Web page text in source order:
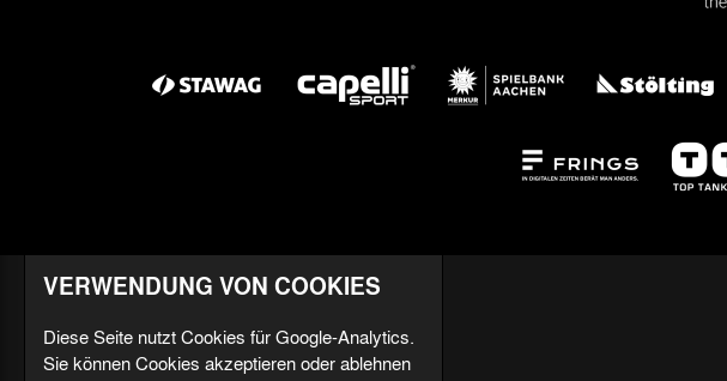
VERWENDUNG VON COOKIES
Diese Seite nutzt Cookies für Google-Analytics.
Sie können Cookies akzeptieren oder ablehnen